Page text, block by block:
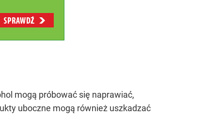
mogą próbować się naprawiać,
uboczne mogą również uszkadzać